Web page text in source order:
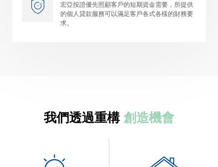
宏亞按證優先照顧客戶的短期資金需要，所提供
的個人貸款服務可以滿足客戶各式各樣的財務要
求。
我們透過重構 創造機會